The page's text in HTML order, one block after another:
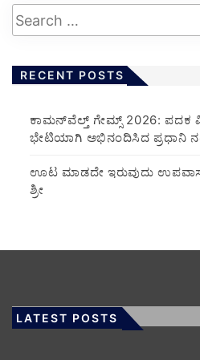
RECENT POSTS
ಕಾಮನ್‌ವೆಲ್ತ್ ಗೇಮ್ಸ್ 2026: ಪದಕ
ಭೇಟಿಯಾಗಿ ಅಭಿನಂದಿಸಿದ ಪ್ರಧಾನಿ
ಊಟ ಮಾಡದೇ ಇರುವುದು
ಶ್ರೀ
LATEST POSTS